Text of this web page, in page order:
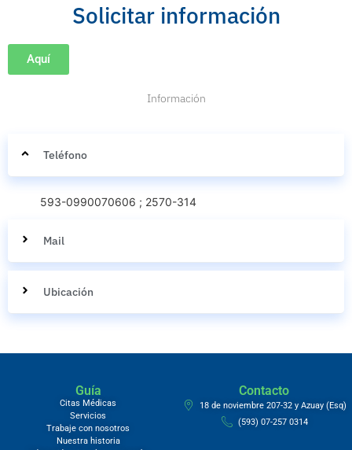
Solicitar información
Aquí
Información
Teléfono
593-0990070606 ; 2570-314
Mail
Ubicación
Guía
Citas Médicas
Servicios
Trabaje con nosotros
Nuestra historia
Contacto
18 de noviembre 207-32 y Azuay (Esq)
(593) 07-257 0314